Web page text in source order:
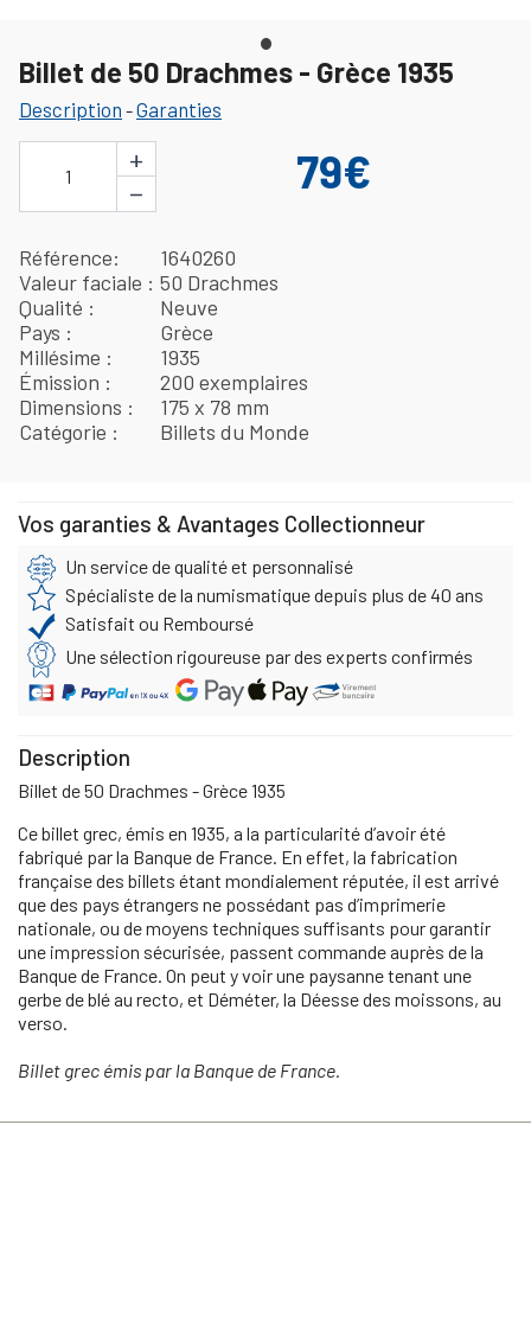
Billet de 50 Drachmes - Grèce 1935
Description -Garanties
1
+
−
79€
Référence
1640260
Valeur faciale
50 Drachmes
Qualité
Neuve
Pays
Grèce
Millésime
1935
Émission
200 exemplaires
Dimensions
175 x 78 mm
Catégorie
Billets du Monde
Vos garanties & Avantages Collectionneur
Un service de qualité et personnalisé
Spécialiste de la numismatique depuis plus de 40 ans
Satisfait ou Remboursé
Une sélection rigoureuse par des experts confirmés
Description
Billet de 50 Drachmes - Grèce 1935
Ce billet grec, émis en 1935, a la particularité d’avoir été
fabriqué par la Banque de France. En effet, la fabrication
française des billets étant mondialement réputée, il est arrivé
que des pays étrangers ne possédant pas d’imprimerie
nationale, ou de moyens techniques suffisants pour garantir
une impression sécurisée, passent commande auprès de la
Banque de France. On peut y voir une paysanne tenant une
gerbe de blé au recto, et Déméter, la Déesse des moissons, au
verso.
Billet grec émis par la Banque de France.